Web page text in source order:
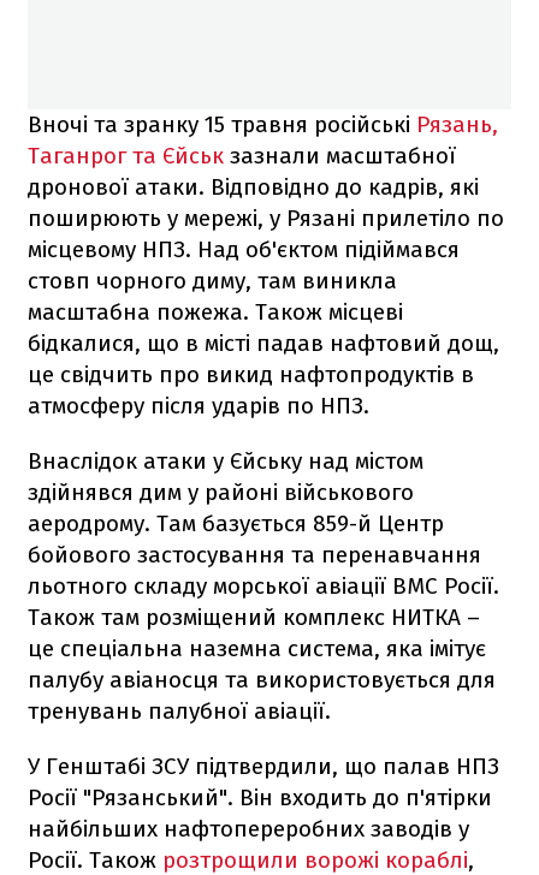
Вночі та зранку 15 травня російські Рязань,
Таганрог та Єйськ зазнали масштабної
дронової атаки. Відповідно до кадрів, які
поширюють у мережі, у Рязані прилетіло по
місцевому НПЗ. Над об'єктом підіймався
стовп чорного диму, там виникла
масштабна пожежа. Також місцеві
бідкалися, що в місті падав нафтовий дощ,
це свідчить про викид нафтопродуктів в
атмосферу після ударів по НПЗ.
Внаслідок атаки у Єйську над містом
здійнявся дим у районі військового
аеродрому. Там базується 859-й Центр
бойового застосування та перенавчання
льотного складу морської авіації ВМС Росії.
Також там розміщений комплекс НИТКА –
це спеціальна наземна система, яка імітує
палубу авіаносця та використовується для
тренувань палубної авіації.
У Генштабі ЗСУ підтвердили, що палав НПЗ
Росії "Рязанський". Він входить до п'ятірки
найбільших нафтопереробних заводів у
Росії. Також розтрощили ворожі кораблі,